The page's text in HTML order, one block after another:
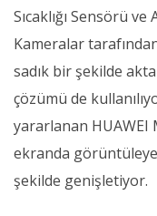
Sıcaklığı Sensörü
Kameralar
sadık bir şekilde
çözümü de
yararlanan HUAWEI
ekranda
şekilde genişletiyor.